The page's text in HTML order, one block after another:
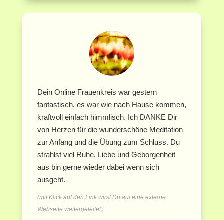
Dein Online Frauenkreis war gestern
fantastisch, es war wie nach Hause kommen,
kraftvoll einfach himmlisch. Ich DANKE Dir
von Herzen für die wunderschöne Meditation
zur Anfang und die Übung zum Schluss. Du
strahlst viel Ruhe, Liebe und Geborgenheit
aus bin gerne wieder dabei wenn sich
ausgeht.
(mit Klick auf den Link wirst Du auf eine externe
Webseite weitergeleitet)